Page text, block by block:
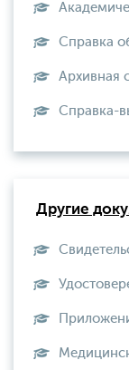
Справка
Архивная
Справка-
Другие